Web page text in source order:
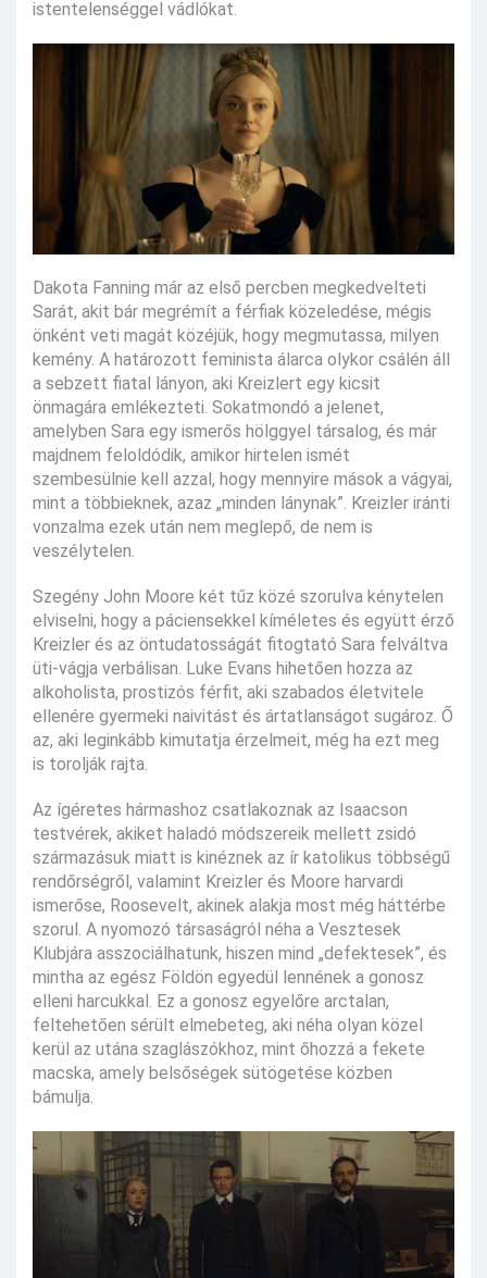
istentelenséggel vádlókat.
Dakota Fanning már az első percben megkedvelteti
Sarát, akit bár megrémít a férfiak közeledése, mégis
önként veti magát közéjük, hogy megmutassa, milyen
kemény. A határozott feminista álarca olykor csálén áll
a sebzett fiatal lányon, aki Kreizlert egy kicsit
önmagára emlékezteti. Sokatmondó a jelenet,
amelyben Sara egy ismerős hölggyel társalog, és már
majdnem feloldódik, amikor hirtelen ismét
szembesülnie kell azzal, hogy mennyire mások a vágyai,
mint a többieknek, azaz „minden lánynak”. Kreizler iránti
vonzalma ezek után nem meglepő, de nem is
veszélytelen.
Szegény John Moore két tűz közé szorulva kénytelen
elviselni, hogy a páciensekkel kíméletes és együtt érző
Kreizler és az öntudatosságát fitogtató Sara felváltva
üti-vágja verbálisan. Luke Evans hihetően hozza az
alkoholista, prostizós férfit, aki szabados életvitele
ellenére gyermeki naivitást és ártatlanságot sugároz. Ő
az, aki leginkább kimutatja érzelmeit, még ha ezt meg
is torolják rajta.
Az ígéretes hármashoz csatlakoznak az Isaacson
testvérek, akiket haladó módszereik mellett zsidó
származásuk miatt is kinéznek az ír katolikus többségű
rendőrségről, valamint Kreizler és Moore harvardi
ismerőse, Roosevelt, akinek alakja most még háttérbe
szorul. A nyomozó társaságról néha a Vesztesek
Klubjára asszociálhatunk, hiszen mind „defektesek”, és
mintha az egész Földön egyedül lennének a gonosz
elleni harcukkal. Ez a gonosz egyelőre arctalan,
feltehetően sérült elmebeteg, aki néha olyan közel
kerül az utána szaglászókhoz, mint őhozzá a fekete
macska, amely belsőségek sütögetése közben
bámulja.